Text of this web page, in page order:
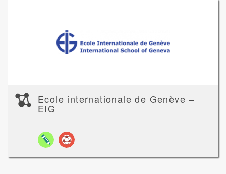
Ecole internationale de Genève –
EIG